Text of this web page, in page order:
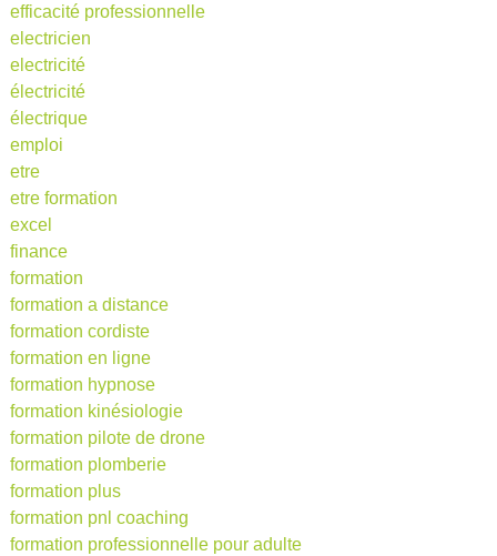
efficacité professionnelle
electricien
electricité
électricité
électrique
emploi
etre
etre formation
excel
finance
formation
formation a distance
formation cordiste
formation en ligne
formation hypnose
formation kinésiologie
formation pilote de drone
formation plomberie
formation plus
formation pnl coaching
formation professionnelle pour adulte